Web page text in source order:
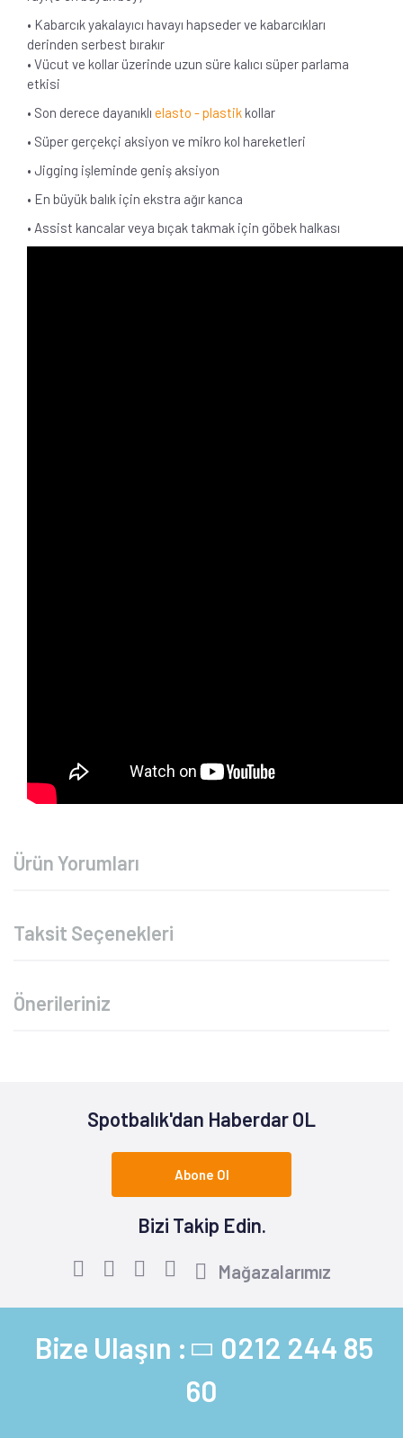
• Kabarcık yakalayıcı havayı hapseder ve kabarcıkları
derinden serbest bırakır
• Vücut ve kollar üzerinde uzun süre kalıcı süper parlama
etkisi
• Son derece dayanıklı elasto - plastik kollar
• Süper gerçekçi aksiyon ve mikro kol hareketleri
• Jigging işleminde geniş aksiyon
• En büyük balık için ekstra ağır kanca
• Assist kancalar veya bıçak takmak için göbek halkası
Ürün Yorumları
Taksit Seçenekleri
Önerileriniz
Spotbalık'dan Haberdar OL
Abone Ol
Bizi Takip Edin.
Mağazalarımız
Bize Ulaşın : 0212 244 85
60